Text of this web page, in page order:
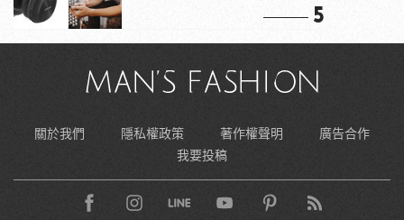
5
關於我們 隱私權政策 著作權聲明
廣告合作
我要投稿